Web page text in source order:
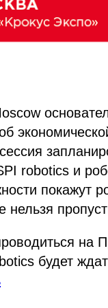
robotics и
покажут
нельзя
на
будет